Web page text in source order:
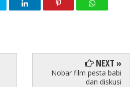
NEXT »
Nobar film pesta babi
dan diskusi